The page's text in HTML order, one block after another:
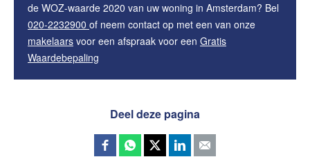
de WOZ-waarde 2020 van uw woning in Amsterdam? Bel
020-2232900 of neem contact op met een van onze
makelaars voor een afspraak voor een Gratis
Waardebepaling
Deel deze pagina